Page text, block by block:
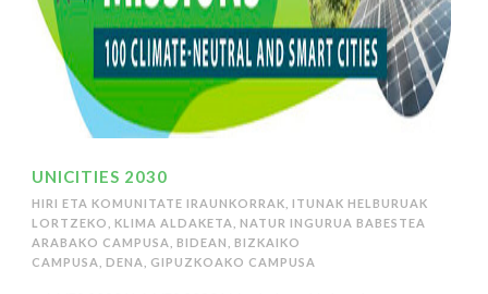
UNICITIES 2030
HIRI ETA KOMUNITATE IRAUNKORRAK ITUNAK HELBURUAK
LORTZEKO
KLIMA ALDAKETA
NATUR INGURUA BABESTEA
ARABAKO CAMPUSA
BIDEAN
BIZKAIKO
CAMPUSA
DENA GIPUZKOAKO CAMPUSA